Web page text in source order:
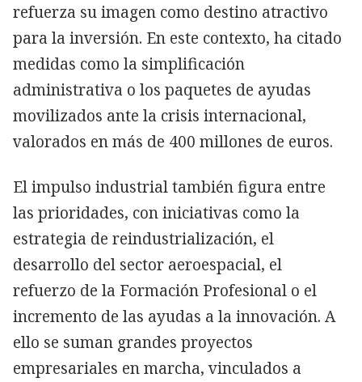
refuerza su imagen como destino atractivo
para la inversión. En este contexto, ha citado
medidas como la simplificación
administrativa o los paquetes de ayudas
movilizados ante la crisis internacional,
valorados en más de 400 millones de euros.
El impulso industrial también figura entre
las prioridades, con iniciativas como la
estrategia de reindustrialización, el
desarrollo del sector aeroespacial, el
refuerzo de la Formación Profesional o el
incremento de las ayudas a la innovación. A
ello se suman grandes proyectos
empresariales en marcha, vinculados a